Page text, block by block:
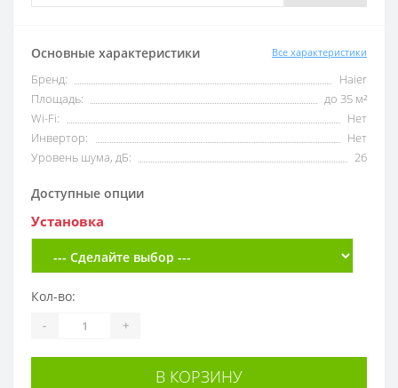
Основные характеристики Все характеристики
Бренд:
Haier
Площадь:
до 35 м²
Wi-Fi:
Нет
Инвертор:
Нет
Уровень шума, дБ:
26
Доступные опции
Установка
Кол-во:
- +
В КОРЗИНУ